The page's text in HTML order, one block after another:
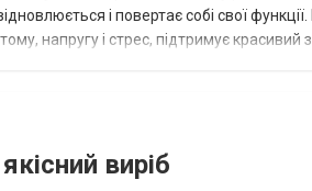
і повертає собі свої
напругу і стрес, підтримує красивий
виріб